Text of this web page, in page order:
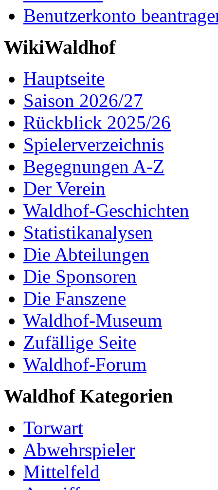
Benutzerkonto
WikiWaldhof
Hauptseite
Saison 2026/27
Rückblick 2025/26
Spielerverzeichnis
Begegnungen A-Z
Der Verein
Waldhof-Geschichten
Statistikanalysen
Die Abteilungen
Die Sponsoren
Die Fanszene
Waldhof-Museum
Zufällige Seite
Waldhof-Forum
Waldhof Kategorien
Torwart
Abwehrspieler
Mittelfeld